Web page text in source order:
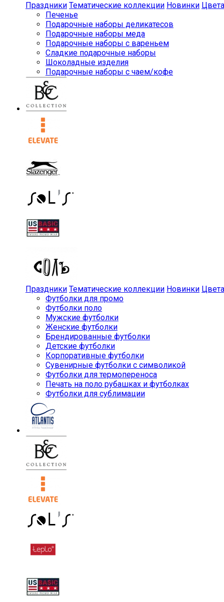
Праздники Тематические коллекции Новинки Цвета
Печенье
Подарочные наборы деликатесов
Подарочные наборы меда
Подарочные наборы с вареньем
Сладкие подарочные наборы
Шоколадные изделия
Подарочные наборы с чаем/кофе
Праздники Тематические коллекции Новинки Цвета
Футболки для промо
Футболки поло
Мужские футболки
Женские футболки
Брендированные футболки
Детские футболки
Корпоративные футболки
Сувенирные футболки с символикой
Футболки для термопереноса
Печать на поло рубашках и футболках
Футболки для сублимации